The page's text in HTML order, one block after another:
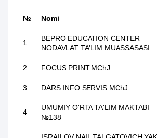
№ Nomi
1
BEPRO EDUCATION CENTER
NODAVLAT TA'LIM MUASSASASI
2 FOCUS PRINT MChJ
3 DARS INFO SERVIS MChJ
4
UMUMIY O'RTA TA'LIM MAKTABI
№138